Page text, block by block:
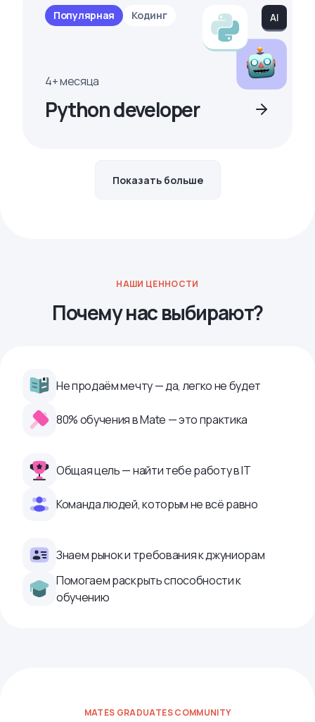
Популярная Кодинг
4+ месяца
Python developer
Показать больше
НАШИ ЦЕННОСТИ
Почему нас выбирают?
Не продаём мечту — да, легко не будет
80% обучения в Mate — это практика
Общая цель — найти тебе работу в IТ
Команда людей, которым не всё равно
Знаем рынок и требования к джуниорам
Помогаем раскрыть способности к
обучению
MATES GRADUATES COMMUNITY